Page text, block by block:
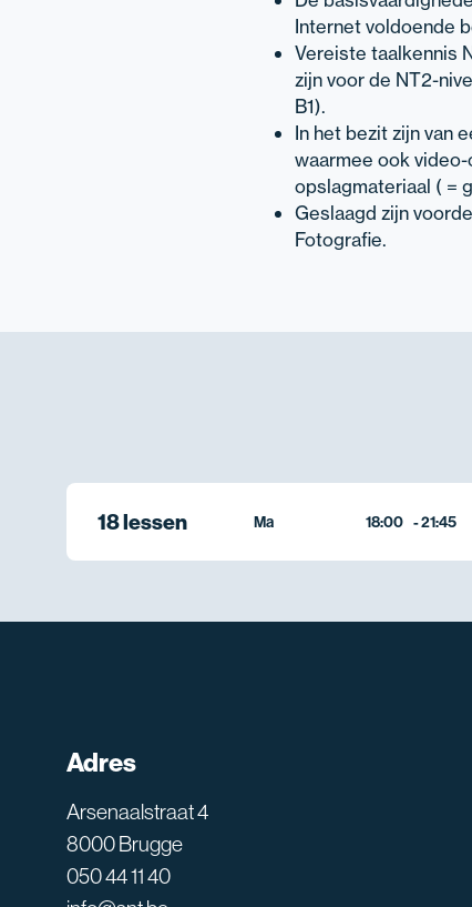
Internet voldoende
Vereiste taalkennis
zijn voor de NT2-
B1).
In het bezit zijn van
waarmee ook
opslagmateriaal ( =
Geslaagd zijn
Fotografie.
18 lessen Ma 18:00 -21:45
Adres
Arsenaalstraat 4
8000 Brugge
050 44 11 40